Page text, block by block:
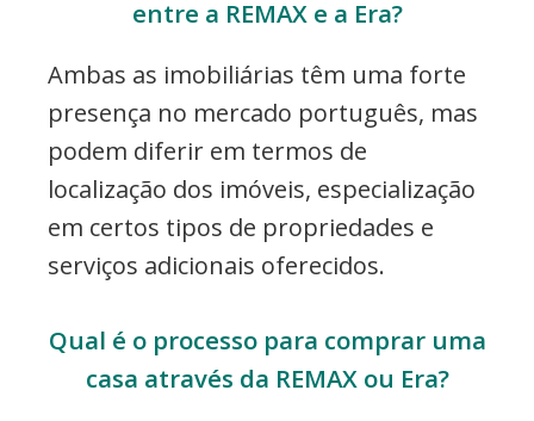
entre a REMAX e a Era?
Ambas as imobiliárias têm uma forte
presença no mercado português, mas
podem diferir em termos de
localização dos imóveis, especialização
em certos tipos de propriedades e
serviços adicionais oferecidos.
Qual é o processo para comprar uma
casa através da REMAX ou Era?